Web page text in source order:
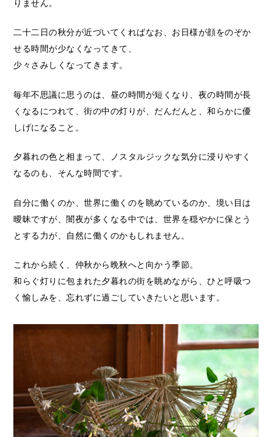
りません。
二十二日の秋分が近づいてくればなお、お日様が顔をのぞか
せる時間が少なくなってきて、
少々さみしくなってきます。
毎年不思議に思うのは、昼の時間が短くなり、夜の時間が長
くなるにつれて、街の中の灯りが、だんだんと、和らかに優
しげになること。
夕暮れの色と相まって、ノスタルジックな気分に浸りやすく
なるのも、そんな時間です。
自分に働くのか、世界に働くのを眺めているのか、境い目は
曖昧ですが、闇夜が多くなる中では、世界を穏やかに保とう
とする力が、自然に働くのかもしれません。
これから続く、仲秋から晩秋へと向かう季節。
和らぐ灯りに包まれた夕暮れの街を眺めながら、ひと呼吸つ
く愉しみを、忘れずに過ごしていきたいと思います。